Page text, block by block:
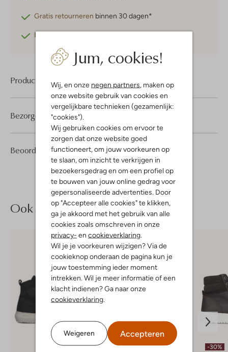
Jum, cookies!
Wij, en onze negen partners , maken op
onze website gebruik van cookies en
vergelijkbare technieken (gezamenlijk:
"cookies").
Wij gebruiken cookies om ervoor te
zorgen dat onze website goed
functioneert, om jouw voorkeuren op
te slaan, om inzicht te verkrijgen in
bezoekersgedrag en om een profiel op
te bouwen van jouw online gedrag voor
gepersonaliseerde advertenties. Door
op "Accepteer alle cookies" te klikken,
ga je akkoord met het gebruik van alle
cookies zoals omschreven in onze
privacy- en cookieverklaring
Wil je je voorkeuren wijzigen? Via de
cookieknop onderaan de pagina kun je
jouw toestemming ieder moment
intrekken. Wil je meer informatie of een
klacht indienen? Ga naar onze
cookieverklaring
Weigeren Accepteren
Gratis retourneren binnen 30 dagen*
Betaal achteraf
Product informatie
Beoordelingen (8) 4/5
8
4
Sterren
Bezorgen & retourneren
Ook iets voor jou?
-30% -30%